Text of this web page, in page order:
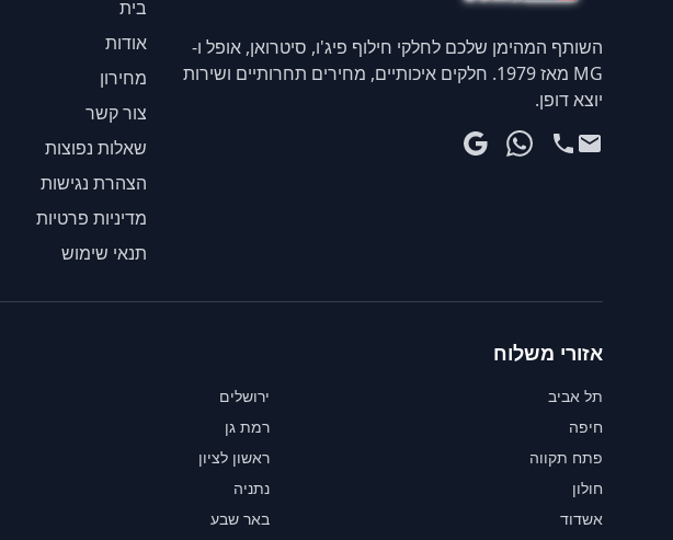
השותף המהימן שלכם לחלקי חילוף פיג'ו, סיטרואן, אופל ו-
MG מאז 1979. חלקים איכותיים, מחירים תחרותיים ושירות
יוצא דופן.
בית
אודות
מחירון
צור קשר
שאלות נפוצות
הצהרת נגישות
מדיניות פרטיות
תנאי שימוש
אזורי משלוח
תל אביב
ירושלים
חיפה
רמת גן
פתח תקווה
ראשון לציון
חולון
נתניה
אשדוד
באר שבע